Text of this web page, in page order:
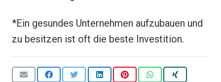
*Ein gesundes Unternehmen aufzubauen und
zu besitzen ist oft die beste Investition.